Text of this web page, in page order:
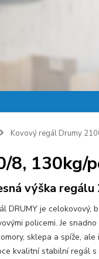
Kovový regál Drumy
130kg/
výška regálu
DRUMY je celokovový,
policemi. Je
sklepa a spíže,
kvalitní stabilní regál